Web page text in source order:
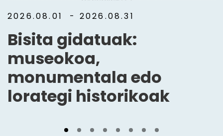
2026.08.01 - 2026.08.31
Bisita gidatuak:
museokoa,
monumentala edo
lorategi historikoak